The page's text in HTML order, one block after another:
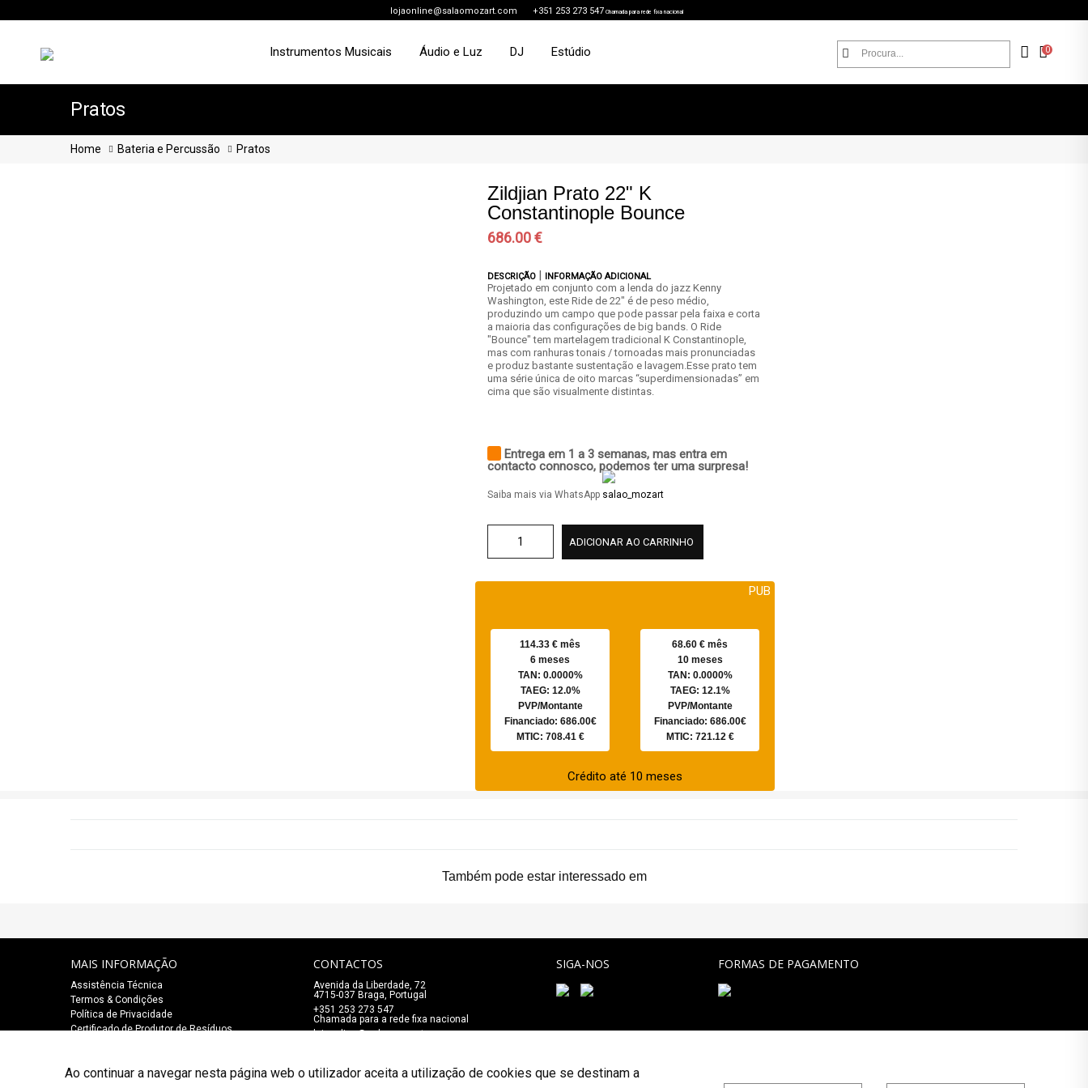
Ao continuar a navegar nesta página web o utilizador aceita a utilização de cookies que se destinam a
lojaonline@salaomozart.com +351 253 273 547 Chamada para rede fixa nacional
Instrumentos Musicais Áudio e Luz DJ Estúdio 0
Pratos
Home Bateria e Percussão Pratos
Zildjian Prato 22" K
Constantinople Bounce
686.00 €
DESCRIÇÃO | INFORMAÇÃO ADICIONAL
Projetado em conjunto com a lenda do jazz Kenny
Washington, este Ride de 22" é de peso médio,
produzindo um campo que pode passar pela faixa e corta
a maioria das configurações de big bands. O Ride
"Bounce" tem martelagem tradicional K Constantinople,
mas com ranhuras tonais / tornoadas mais pronunciadas
e produz bastante sustentação e lavagem.Esse prato tem
uma série única de oito marcas “superdimensionadas” em
cima que são visualmente distintas.
Entrega em 1 a 3 semanas, mas entra em
contacto connosco, podemos ter uma surpresa!
Saiba mais via WhatsApp
ADICIONAR AO CARRINHO
PUB
114.33 € mês
6 meses
TAN: 0.0000%
TAEG: 12.0%
PVP/Montante
Financiado: 686.00€
MTIC: 708.41 €
68.60 € mês
10 meses
TAN: 0.0000%
TAEG: 12.1%
PVP/Montante
Financiado: 686.00€
MTIC: 721.12 €
Crédito até 10 meses
Também pode estar interessado em
MAIS INFORMAÇÃO
Assistência Técnica
Termos & Condições
Política de Privacidade
Certificado de Produtor de Resíduos
CONTACTOS
Avenida da Liberdade, 72
4715-037 Braga, Portugal
+351 253 273 547
Chamada para a rede fixa nacional
lojaonline@salaomozart.com
SIGA-NOS FORMAS DE PAGAMENTO